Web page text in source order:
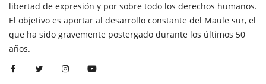
libertad de expresión y por sobre todo los derechos humanos.
El objetivo es aportar al desarrollo constante del Maule sur, el
que ha sido gravemente postergado durante los últimos 50
años.